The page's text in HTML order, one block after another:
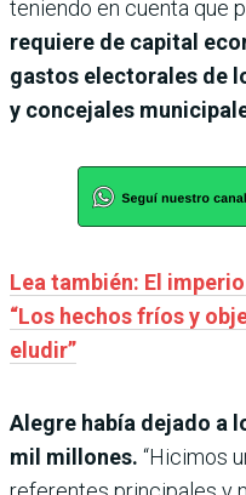
teniendo en cuenta que
requiere de capital
gastos electorales de
y concejales
Lea también: El
“Los hechos fríos y
eludir”
Alegre había dejado a
mil millones. “Hicimos